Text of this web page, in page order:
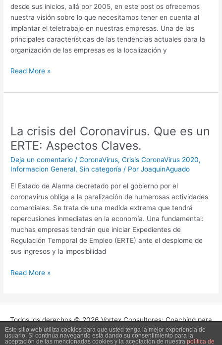
desde sus inicios, allá por 2005, en este post os ofrecemos
nuestra visión sobre lo que necesitamos tener en cuenta al
implantar el teletrabajo en nuestras empresas. Una de las
principales características de las tendencias actuales para la
organización de las empresas es la localización y
Read More »
La crisis del Coronavirus. Que es un
ERTE: Aspectos Claves.
Deja un comentario /CoronaVirus,Crisis CoronaVirus 2020,
Informacion General, Sin categoría / PorJoaquinAguado
El Estado de Alarma decretado por el gobierno por el
coronavirus obliga a la paralización de numerosas actividades
comerciales. Se trata de una medida extrema que tendrá
repercusiones inmediatas en la economía. Una fundamental:
muchas empresas tendrán que iniciar Expedientes de
Regulación Temporal de Empleo (ERTE) ante el desplome de
sus ingresos y la imposibilidad
del
Coronavirus.
Que
es
un
ERTE:
Aspectos
Claves.
Read More »
Todos los derechos © 2026 Vortex Consultores: Coaching para
Empresas. | Funciona gracias aTema Astra para WordPress
Este sitio web utiliza cookies para que usted tenga la mejor experiencia de
usuario. Si continúa navegando está dando su consentimiento para la
aceptación de las mencionadas cookies y la aceptación de nuestra política de